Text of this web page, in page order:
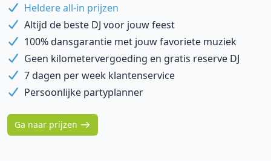
Heldere all-in prijzen
Altijd de beste DJ voor jouw feest
100% dansgarantie met jouw favoriete muziek
Geen kilometervergoeding en gratis reserve DJ
7 dagen per week klantenservice
Persoonlijke partyplanner
Ga naar prijzen